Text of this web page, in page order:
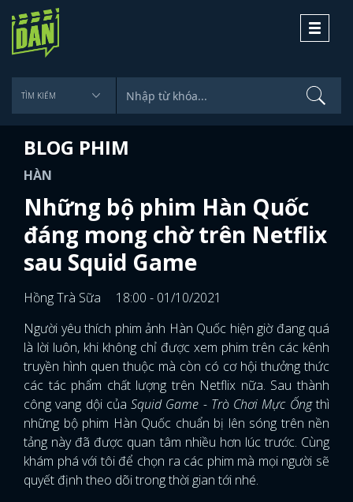
Toggle
BLOG PHIM
HÀN
Những bộ phim Hàn Quốc
đáng mong chờ trên Netflix
sau Squid Game
Hồng Trà Sữa
18:00 - 01/10/2021
Người yêu thích phim ảnh Hàn Quốc hiện giờ đang quá
là lời luôn, khi không chỉ được xem phim trên các kênh
truyền hình quen thuộc mà còn có cơ hội thưởng thức
các tác phẩm chất lượng trên Netflix nữa. Sau thành
công vang dội củaSquid Game - Trò Chơi Mực Ốngthì
những bộ phim Hàn Quốc chuẩn bị lên sóng trên nền
tảng này đã được quan tâm nhiều hơn lúc trước. Cùng
khám phá với tôi để chọn ra các phim mà mọi người sẽ
quyết định theo dõi trong thời gian tới nhé.